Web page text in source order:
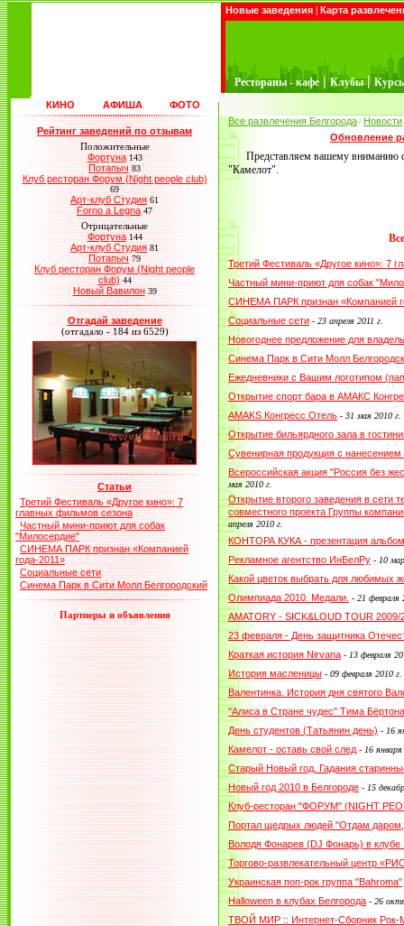
Новые заведения | Карта
Рестораны - кафе | Клубы |
КИНО АФИША ФОТО
Рейтинг заведений по отзывам
Положительные
Фортуна 143
Потапыч 83
Клуб ресторан Форум (Night people club)
69
Арт-клуб Студия 61
Forno a Legna 47
Отрицательные
Фортуна 144
Арт-клуб Студия 81
Потапыч 79
Клуб ресторан Форум (Night people
club) 44
Новый Вавилон 39
Отгадай заведение
(отгадало - 184 из 6529)
Статьи
Третий Фестиваль «Другое кино»: 7
главных фильмов сезона
Частный мини-приют для собак
"Милосердие"
СИНЕМА ПАРК признан «Компанией
года-2011»
Социальные сети
Синема Парк в Сити Молл Белгородский
Партнеры и объявления
Все развлечения Белгорода / Новости
Обновление
Представляем вашему вниманию
"Камелот".
Третий Фестиваль «Другое кино»: 7
Частный мини-приют для собак
СИНЕМА ПАРК признан «Компанией
Социальные сети - 23 апреля 2011 г.
Новогоднее предложение для
Синема Парк в Сити Молл
Ежедневники с Вашим логотипом
Открытие спорт бара в АМАКС
AMAKS Конгресс Отель - 31 мая 2010 г.
Открытие бильярдного зала в
Сувенирная продукция с
Всероссийская акция "Россия без
мая 2010 г.
Открытие второго заведения в сети
совместного проекта Группы
апреля 2010 г.
КОНТОРА КУКА - презентация
Рекламное агентство ИнБелРу - 10
Какой цветок выбрать для любимых
Олимпиада 2010. Медали. - 21 февраля
AMATORY - SICK&LOUD TOUR 2009/
23 февраля - День защитника
Краткая история Nirvana - 13 февраля
История масленицы - 09 февраля 2010 г.
Валентинка. История дня святого
"Алиса в Стране чудес" Тима Бёртона
День студентов (Татьянин день) - 16
Камелот - оставь свой след - 16
Старый Новый год. Гадания
Новый год 2010 в Белгороде - 15
Клуб-ресторан "ФОРУМ" (NIGHT
Портал щедрых людей "Отдам
Володя Фонарев (DJ Фонарь) в клубе
Торгово-развлекательный центр
Украинская поп-рок группа "Bahroma"
Halloween в клубах Белгорода - 26
ТВОЙ МИР :: Интернет-Сборник Рок-